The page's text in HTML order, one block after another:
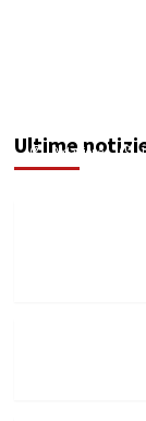
UltimeRedazione